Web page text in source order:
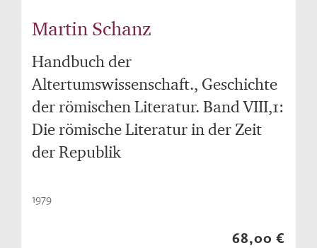
Martin Schanz
Handbuch der
Altertumswissenschaft., Geschichte
der römischen Literatur. Band VIII,1:
Die römische Literatur in der Zeit
der Republik
1979
68,00 €